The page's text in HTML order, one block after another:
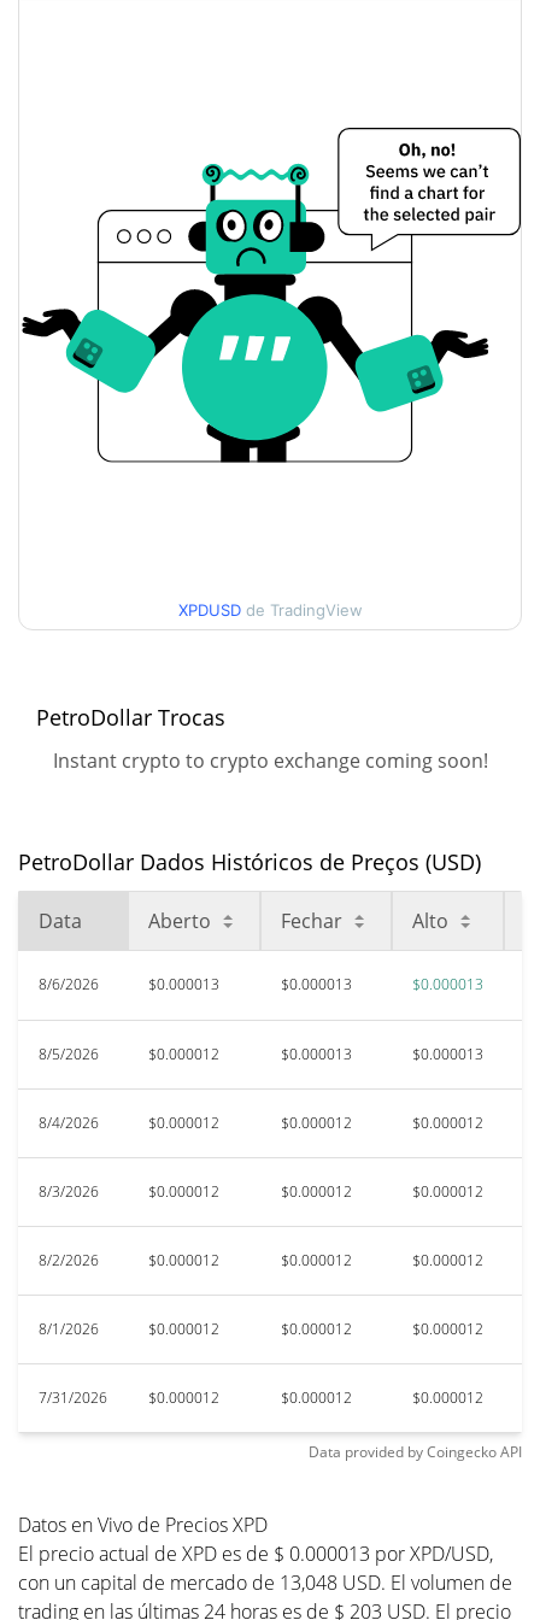
$0.000013266851
Abertura / Fecho de
$0.000013091237 /
$0.000013266851
A mudança de ontem
Volume de ontem $201.98964
Histórico do preço do PetroDollar
Semana Alta
$0.000013425746
tempos
Mar 9, 2026 (5 meses atrás)
96.67%
Baixa de todos os tempos
Jun 10, 2026 (1 meses atrás)
$0.00001048
25.00%
XPDUSD de TradingView
PetroDollar Trocas
Instant crypto to crypto exchange coming soon!
PetroDollar Dados Históricos de Preços (USD)
Data Aberto Fechar Alto
8/6/2026 $0.000013 $0.000013 $0.000013
8/5/2026 $0.000012 $0.000013 $0.000013
8/4/2026 $0.000012 $0.000012 $0.000012
8/3/2026 $0.000012 $0.000012 $0.000012
8/2/2026 $0.000012 $0.000012 $0.000012
8/1/2026 $0.000012 $0.000012 $0.000012
7/31/2026 $0.000012 $0.000012 $0.000012
Data provided byCoingeckoAPI
Datos en Vivo de Precios XPD
El precio actual de XPD es de $ 0.000013 por XPD/USD,
con un capital de mercado de 13,048 USD. El volumen de
trading en las últimas 24 horas es de $ 203 USD. El precio